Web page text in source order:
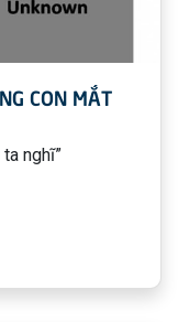
CON MẮT
nghĩ”